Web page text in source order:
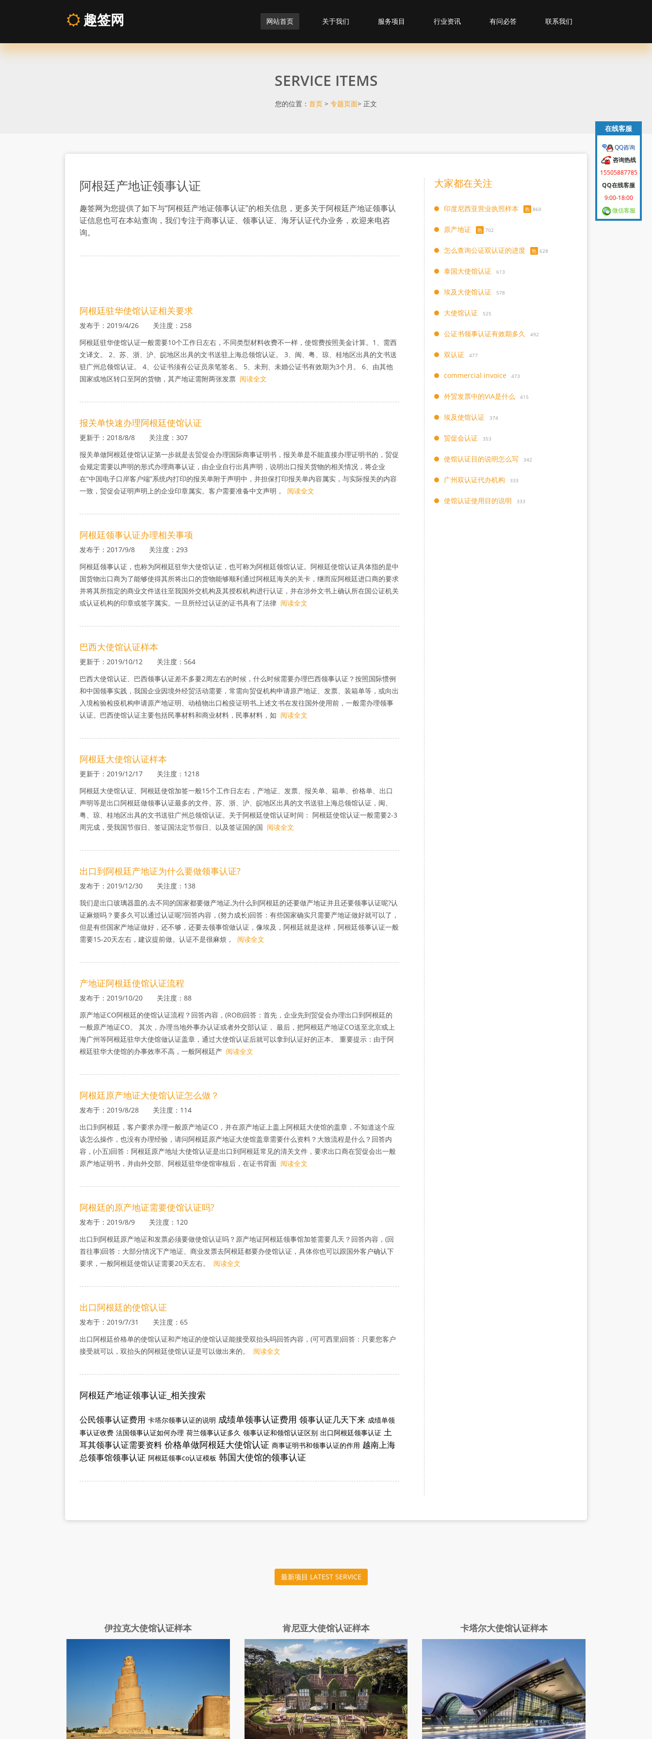
阿
趣签网 网站首页 关于我们 服务项目 行业资讯 有问必答 联系我们
SERVICE ITEMS
您的位置： 首页 > 专题页面> 正文
阿根廷产地证领事认证
趣签网为您提供了如下与“阿根廷产地证领事认证”的相关信息，更多关于阿根廷产地证领事认
证信息也可在本站查询，我们专注于商事认证、领事认证、海牙认证代办业务，欢迎来电咨
询。
阿根廷驻华使馆认证相关要求
发布于：2019/4/26 关注度：258
阿根廷驻华使馆认证一般需要10个工作日左右，不同类型材料收费不一样，使馆费按照美金计算。1、需西
文译文。 2、苏、浙、沪、皖地区出具的文书送驻上海总领馆认证。 3、闽、粤、琼、桂地区出具的文书送
驻广州总领馆认证。 4、公证书须有公证员亲笔签名。 5、未刑、未婚公证书有效期为3个月。 6、由其他
国家或地区转口至阿的货物，其产地证需附两张发票 阅读全文
报关单快速办理阿根廷使馆认证
更新于：2018/8/8 关注度：307
报关单做阿根廷使馆认证第一步就是去贸促会办理国际商事证明书，报关单是不能直接办理证明书的，贸促
会规定需要以声明的形式办理商事认证，由企业自行出具声明，说明出口报关货物的相关情况，将企业
在“中国电子口岸客户端”系统内打印的报关单附于声明中，并担保打印报关单内容属实，与实际报关的内容
一致，贸促会证明声明上的企业印章属实。客户需要准备中文声明，
阅读全文
阿根廷领事认证办理相关事项
发布于：2017/9/8 关注度：293
阿根廷领事认证，也称为阿根廷驻华大使馆认证，也可称为阿根廷领馆认证。阿根廷使馆认证具体指的是中
国货物出口商为了能够使得其所将出口的货物能够顺利通过阿根廷海关的关卡，继而应阿根廷进口商的要求
并将其所指定的商业文件送往至我国外交机构及其授权机构进行认证，并在涉外文书上确认所在国公证机关
或认证机构的印章或签字属实。一旦所经过认证的证书具有了法律 阅读全文
巴西大使馆认证样本
更新于：2019/10/12 关注度：564
巴西大使馆认证、巴西领事认证差不多要2周左右的时候，什么时候需要办理巴西领事认证？按照国际惯例
和中国领事实践，我国企业因境外经贸活动需要，常需向贸促机构申请原产地证、发票、装箱单等，或向出
入境检验检疫机构申请原产地证明、动植物出口检疫证明书,上述文书在发往国外使用前，一般需办理领事
认证。巴西使馆认证主要包括民事材料和商业材料，民事材料，如 阅读全文
阿根廷大使馆认证样本
更新于：2019/12/17 关注度：1218
阿根廷大使馆认证、阿根廷使馆加签一般15个工作日左右，产地证、发票、报关单、箱单、价格单、出口
声明等是出口阿根廷做领事认证最多的文件。苏、浙、沪、皖地区出具的文书送驻上海总领馆认证，闽、
粤、琼、桂地区出具的文书送驻广州总领馆认证。关于阿根廷使馆认证时间： 阿根廷使馆认证一般需要2-3
周完成，受我国节假日、签证国法定节假日、以及签证国的国 阅读全文
出口到阿根廷产地证为什么要做领事认证?
发布于：2019/12/30 关注度：138
我们是出口玻璃器皿的,去不同的国家都要做产地证,为什么到阿根廷的还要做产地证并且还要领事认证呢?认
证麻烦吗？要多久可以通过认证呢?回答内容，(努力成长)回答：有些国家确实只需要产地证做好就可以了，
但是有些国家产地证做好，还不够，还要去领事馆做认证，像埃及，阿根廷就是这样，阿根廷领事认证一般
需要15-20天左右，建议提前做。认证不是很麻烦，
阅读全文
产地证阿根廷使馆认证流程
发布于：2019/10/20 关注度：88
原产地证CO阿根廷的使馆认证流程？回答内容，(ROB)回答：首先，企业先到贸促会办理出口到阿根廷的
一般原产地证CO。 其次，办理当地外事办认证或者外交部认证， 最后，把阿根廷产地证CO送至北京或上
海广州等阿根廷驻华大使馆做认证盖章，通过大使馆认证后就可以拿到认证好的正本。 重要提示：由于阿
根廷驻华大使馆的办事效率不高，一般阿根廷产 阅读全文
阿根廷原产地证大使馆认证怎么做？
发布于：2019/8/28 关注度：114
出口到阿根廷，客户要求办理一般原产地证CO，并在原产地证上盖上阿根廷大使馆的盖章，不知道这个应
该怎么操作，也没有办理经验，请问阿根廷原产地证大使馆盖章需要什么资料？大致流程是什么？回答内
容，(小五)回答：阿根廷原产地址大使馆认证是出口到阿根廷常见的清关文件，要求出口商在贸促会出一般
原产地证明书，并由外交部、阿根廷驻华使馆审核后，在证书背面 阅读全文
阿根廷的原产地证需要使馆认证吗?
发布于：2019/8/9 关注度：120
出口到阿根廷原产地证和发票必须要做使馆认证吗？原产地证阿根廷领事馆加签需要几天？回答内容，(回
首往事)回答：大部分情况下产地证、商业发票去阿根廷都要办使馆认证，具体你也可以跟国外客户确认下
要求，一般阿根廷使馆认证需要20天左右。
阅读全文
出口阿根廷的使馆认证
发布于：2019/7/31 关注度：65
出口阿根廷价格单的使馆认证和产地证的使馆认证能接受双抬头吗回答内容，(可可西里)回答：只要您客户
接受就可以，双抬头的阿根廷使馆认证是可以做出来的。
阅读全文
阿根廷产地证领事认证_相关搜索
公民领事认证费用 卡塔尔领事认证的说明 成绩单领事认证费用 领事认证几天下来 成绩单领
事认证收费 法国领事认证如何办理 荷兰领事认证多久 领事认证和领馆认证区别 出口阿根廷领事认证 土
耳其领事认证需要资料 价格单做阿根廷大使馆认证 商事证明书和领事认证的作用 越南上海
总领事馆领事认证 阿根廷领事co认证模板 韩国大使馆的领事认证
大家都在关注
印度尼西亚营业执照样本 热 860
原产地证 热 702
怎么查询公证双认证的进度 热 628
泰国大使馆认证 613
埃及大使馆认证 578
大使馆认证 525
公证书领事认证有效期多久 492
双认证 477
commercial invoice 473
外贸发票中的VIA是什么 415
埃及使馆认证 374
贸促会认证 353
使馆认证目的说明怎么写 342
广州双认证代办机构 333
使馆认证使用目的说明 333
最新项目 LATEST SERVICE
伊拉克大使馆认证样本 肯尼亚大使馆认证样本 卡塔尔大使馆认证样本
在线客服
QQ咨询
咨询热线
15505887785
QQ在线客服
9:00-18:00
微信客服